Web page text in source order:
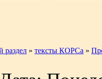
раздел » тексты КОРСа »